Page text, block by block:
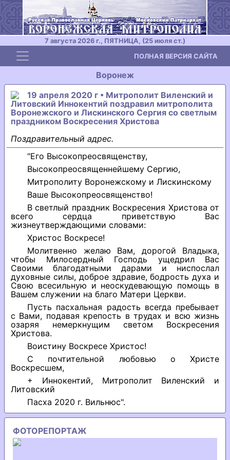
7 августа 2026 г., ПЯТНИЦА, (25 июля ст.)
Toggle navigation ПОЛНАЯ ВЕРСИЯ САЙТА
Воронеж
19 апреля 2020 г • Митрополит Виленский и
Литовский Иннокентий поздравил митрополита
Воронежского и Лискинского Сергия со светлым
праздником Воскресения Христова
Поздравительный адрес.
"Его Высокопреосвященству,
Высокопреосвященнейшему Сергию,
Митрополиту Воронежскому и Лискинскому
Ваше Высокопреосвященство!
В светлый праздник Воскресения Христова от
всего сердца приветствую Вас
жизнеутверждающими словами:
Христос Воскресе!
Молитвенно желаю Вам, дорогой Владыка,
чтобы Милосердный Господь ущедрил Вас
Своими благодатными дарами и ниспослал
духовные силы, доброе здравие, бодрость духа и
Свою всесильную и неоскудевающую помощь в
Вашем служении на благо Матери Церкви.
Пусть пасхальная радость всегда пребывает
с Вами, подавая крепость в трудах и всю жизнь
озаряя немеркнущим светом Воскресения
Христова.
Воистину Воскресе Христос!
С почтительной любовью о Христе
Воскресшем,
+ Иннокентий, Митрополит Виленский и
Литовский
Пасха 2020 г. Вильнюс".
ФОТОРЕПОРТАЖ